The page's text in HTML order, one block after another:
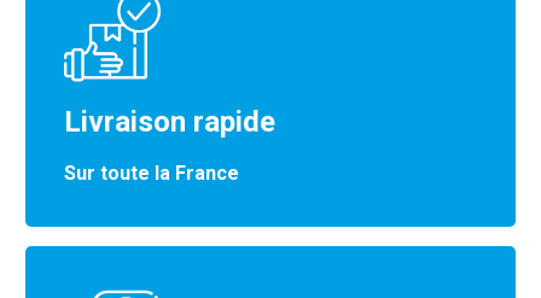
Livraison rapide
Sur toute la France